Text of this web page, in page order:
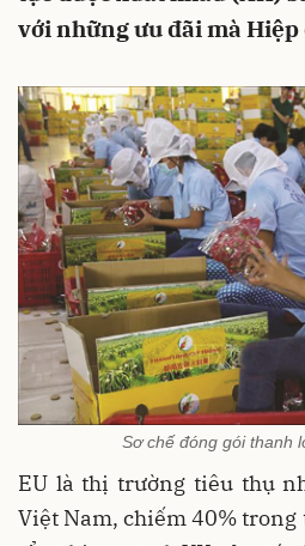
với những ưu đãi mà
Sơ chế đóng gói thanh
EU là thị trường tiêu thụ
Việt Nam, chiếm 40% trong